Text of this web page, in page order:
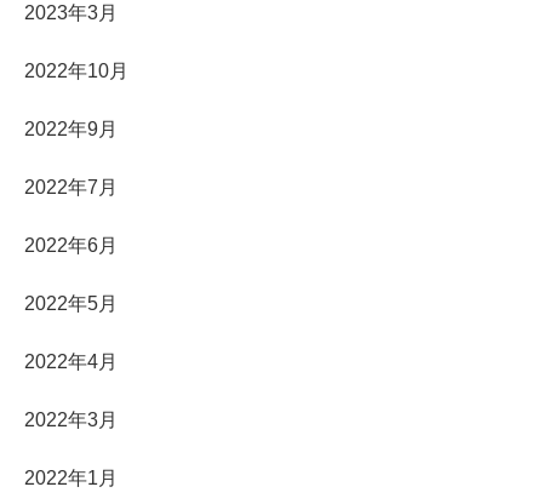
2023年3月
2022年10月
2022年9月
2022年7月
2022年6月
2022年5月
2022年4月
2022年3月
2022年1月